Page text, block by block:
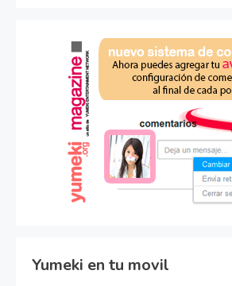
Yumeki en tu movil